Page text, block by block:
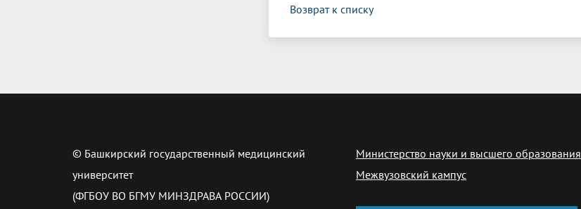
Возврат к списку
© Башкирский государственный медицинский
университет
(ФГБОУ ВО БГМУ МИНЗДРАВА РОССИИ)
Министерство науки и высшего образования
Межвузовский кампус